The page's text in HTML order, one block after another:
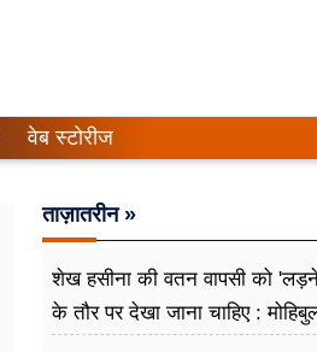
वेब स्टोरीज
ताज़ातरीन »
शेख हसीना की वतन वापसी को
के तौर पर देखा जाना चाहिए :